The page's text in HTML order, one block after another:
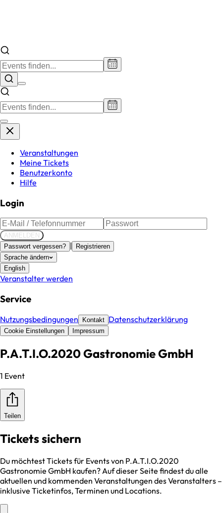
Veranstaltungen
Meine Tickets
Benutzerkonto
Hilfe
Login
ANMELDEN
Passwort vergessen? |
Registrieren
Sprache ändern
English
Veranstalter werden
Service
Nutzungsbedingungen Kontakt Datenschutzerklärung
Cookie Einstellungen Impressum
P.A.T.I.O.2020 Gastronomie GmbH
1 Event
Teilen
Tickets sichern
Du möchtest Tickets für Events von P.A.T.I.O.2020
Gastronomie GmbH kaufen? Auf dieser Seite findest du alle
aktuellen und kommenden Veranstaltungen des Veranstalters –
inklusive Ticketinfos, Terminen und Locations.